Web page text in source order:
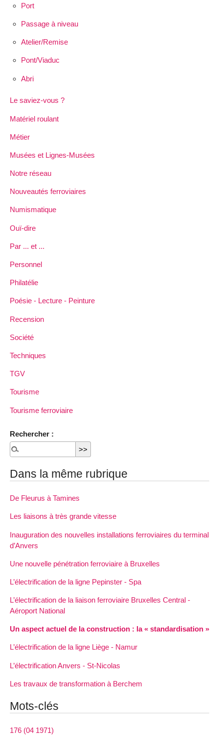
Port
Passage à niveau
Atelier/Remise
Pont/Viaduc
Abri
Le saviez-vous ?
Matériel roulant
Métier
Musées et Lignes-Musées
Notre réseau
Nouveautés ferroviaires
Numismatique
Ouï-dire
Par ... et ...
Personnel
Philatélie
Poésie - Lecture - Peinture
Recension
Société
Techniques
TGV
Tourisme
Tourisme ferroviaire
Rechercher :
Dans la même rubrique
De Fleurus à Tamines
Les liaisons à très grande vitesse
Inauguration des nouvelles installations ferroviaires du terminal
d’Anvers
Une nouvelle pénétration ferroviaire à Bruxelles
L’électrification de la ligne Pepinster - Spa
L’électrification de la liaison ferroviaire Bruxelles Central -
Aéroport National
Un aspect actuel de la construction : la « standardisation »
L’électrification de la ligne Liège - Namur
L’électrification Anvers - St-Nicolas
Les travaux de transformation à Berchem
Mots-clés
176 (04 1971)